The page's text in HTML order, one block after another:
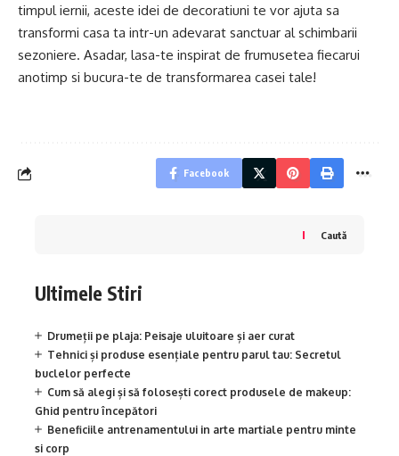
timpul iernii, aceste idei de decoratiuni te vor ajuta sa
transformi casa ta intr-un adevarat sanctuar al schimbarii
sezoniere. Asadar, lasa-te inspirat de frumusetea fiecarui
anotimp si bucura-te de transformarea casei tale!
Facebook
Caută
Ultimele Stiri
Drumeții pe plaja: Peisaje uluitoare și aer curat
Tehnici și produse esențiale pentru parul tau: Secretul
buclelor perfecte
Cum să alegi și să folosești corect produsele de makeup:
Ghid pentru începători
Beneficiile antrenamentului in arte martiale pentru minte
si corp